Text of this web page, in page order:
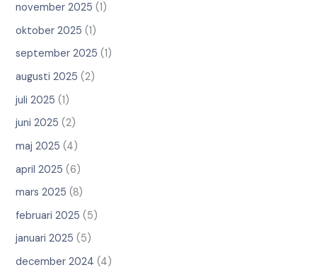
november 2025 (1)
oktober 2025 (1)
september 2025 (1)
augusti 2025 (2)
juli 2025 (1)
juni 2025 (2)
maj 2025 (4)
april 2025 (6)
mars 2025 (8)
februari 2025 (5)
januari 2025 (5)
december 2024 (4)